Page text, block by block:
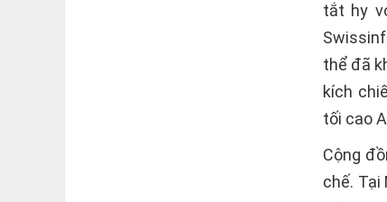
tắt hy
thể đã
kích
tối cao
Cộng
chế. Tại